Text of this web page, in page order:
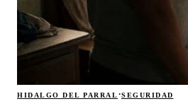
HIDALGO DEL PARRAL·SEGURIDAD